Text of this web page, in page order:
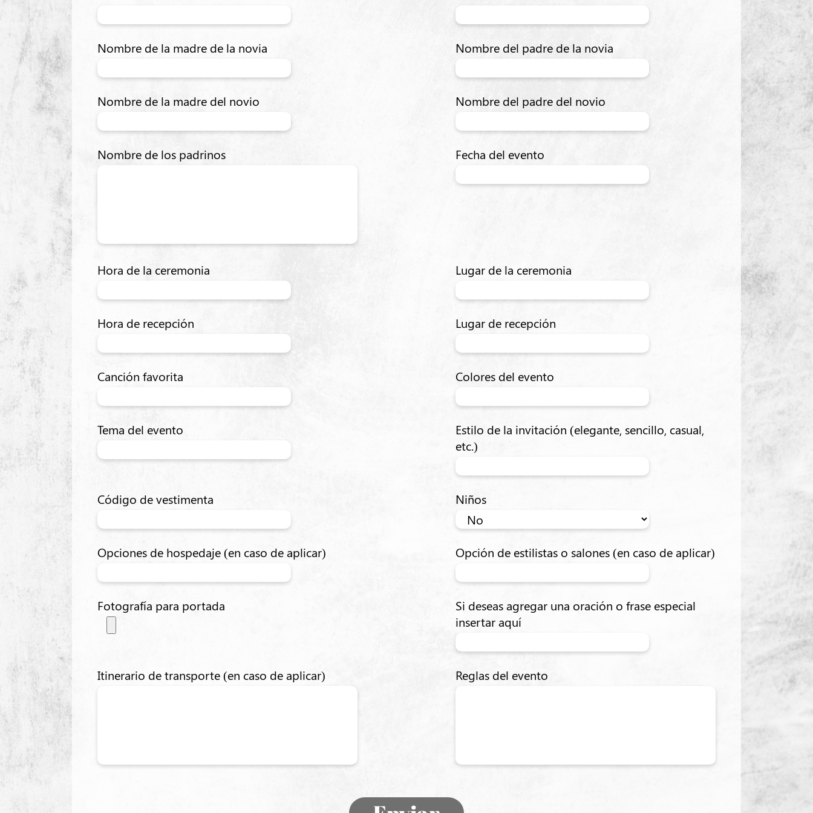
Nombre de la madre de la novia Nombre del padre de la novia
Nombre de la madre del novio Nombre del padre del novio
Nombre de los padrinos Fecha del evento
Hora de la ceremonia Lugar de la ceremonia
Hora de recepción Lugar de recepción
Canción favorita Colores del evento
Tema del evento
Estilo de la invitación (elegante, sencillo, casual,
etc.)
Código de vestimenta Niños
Opciones de hospedaje (en caso de aplicar) Opción de estilistas o salones (en caso de aplicar)
Fotografía para portada
Si deseas agregar una oración o frase especial
insertar aquí
Itinerario de transporte (en caso de aplicar) Reglas del evento